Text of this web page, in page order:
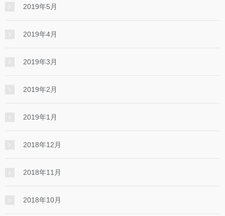
2019年5月
2019年4月
2019年3月
2019年2月
2019年1月
2018年12月
2018年11月
2018年10月